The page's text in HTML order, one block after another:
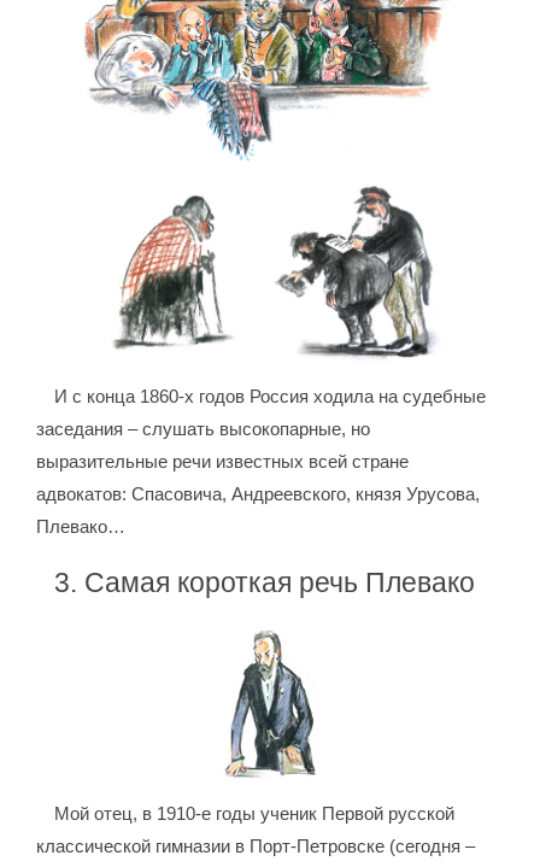
И с конца 1860-х годов Россия ходила на судебные
заседания – слушать высокопарные, но
выразительные речи известных всей стране
адвокатов: Спасовича, Андреевского, князя Урусова,
Плевако…
3. Самая короткая речь Плевако
Мой отец, в 1910-е годы ученик Первой русской
классической гимназии в Порт-Петровске (сегодня –